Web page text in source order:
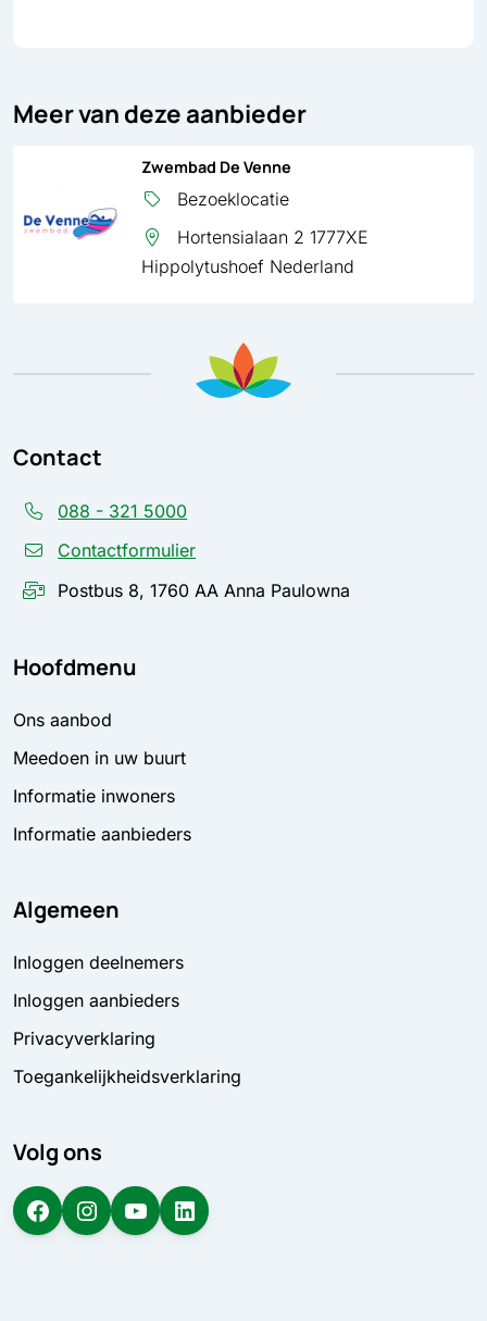
Meer van deze aanbieder
Zwembad De Venne
Bezoeklocatie
Hortensialaan 2 1777XE
Hippolytushoef Nederland
Contact
088 - 321 5000
Contactformulier
Postbus 8, 1760 AA Anna Paulowna
Hoofdmenu
Ons aanbod
Meedoen in uw buurt
Informatie inwoners
Informatie aanbieders
Algemeen
Inloggen deelnemers
Inloggen aanbieders
Privacyverklaring
Toegankelijkheidsverklaring
Volg ons
Facebook Instagram YouTube LinkedIn